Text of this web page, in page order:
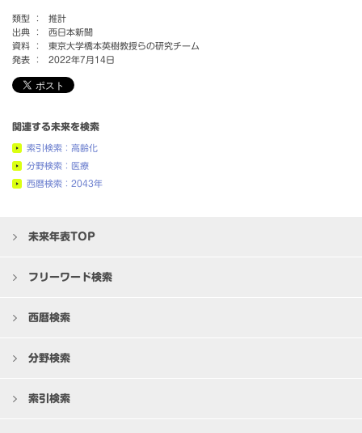
類型 ：
推計
出典 ：
西日本新聞
資料 ：
東京大学橋本英樹教授らの研究チーム
発表 ：
2022年7月14日
関連する未来を検索
索引検索：高齢化
分野検索：医療
西暦検索：2043年
未来年表TOP
フリーワード検索
西暦検索
分野検索
索引検索